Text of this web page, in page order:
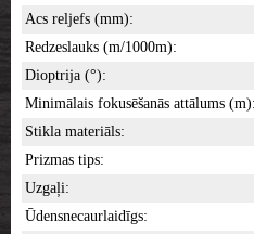
Acs reljefs (mm):
Redzeslauks (m/1000m):
Dioptrija (°):
Minimālais fokusēšanās attālums (m):
Stikla materiāls:
Prizmas tips:
Uzgaļi:
Ūdensnecaurlaidīgs: